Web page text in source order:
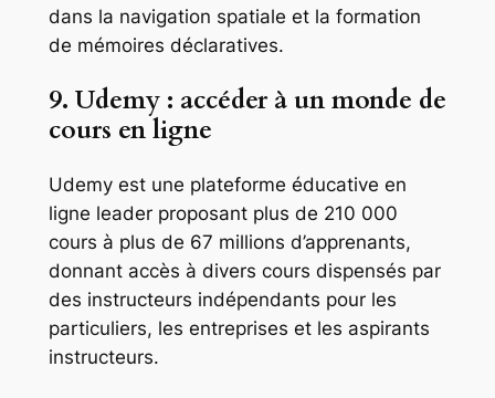
dans la navigation spatiale et la formation
de mémoires déclaratives.
9. Udemy : accéder à un monde de
cours en ligne
Udemy est une plateforme éducative en
ligne leader proposant plus de 210 000
cours à plus de 67 millions d’apprenants,
donnant accès à divers cours dispensés par
des instructeurs indépendants pour les
particuliers, les entreprises et les aspirants
instructeurs.